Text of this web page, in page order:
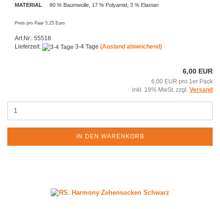
MATERIAL 80 % Baumwolle, 17 % Polyamid, 3 % Elastan
Preis pro Paar 5,25 Euro
Art.Nr.: 55518
Lieferzeit:
3-4 Tage (Ausland abweichend)
6,00 EUR
6,00 EUR pro 1er Pack
inkl. 19% MwSt. zzgl. Versand
IN DEN WARENKORB